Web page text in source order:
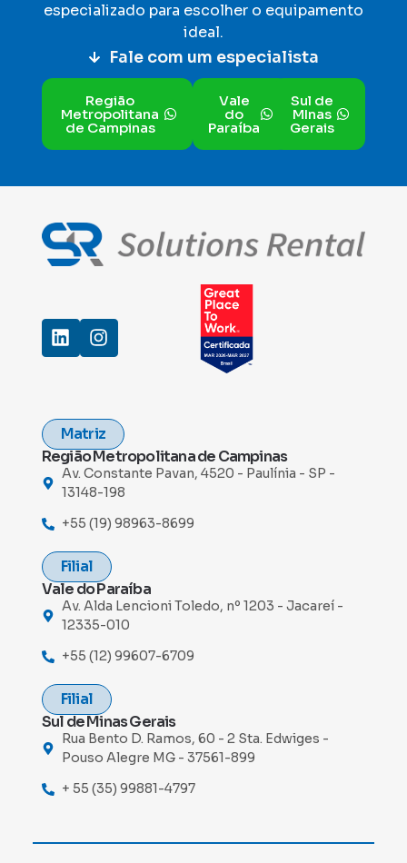
especializado para escolher o equipamento
ideal.
Fale com um especialista
Região
Metropolitana
de Campinas
Vale
do
Paraíba
Sul de
MInas
Gerais
Matriz
Região Metropolitana de Campinas
Av. Constante Pavan, 4520 - Paulínia - SP -
13148-198
+55 (19) 98963-8699
Filial
Vale do Paraíba
Av. Alda Lencioni Toledo, nº 1203 - Jacareí -
12335-010
+55 (12) 99607-6709
Filial
Sul de Minas Gerais
Rua Bento D. Ramos, 60 - 2 Sta. Edwiges -
Pouso Alegre MG - 37561-899
+ 55 (35) 99881-4797